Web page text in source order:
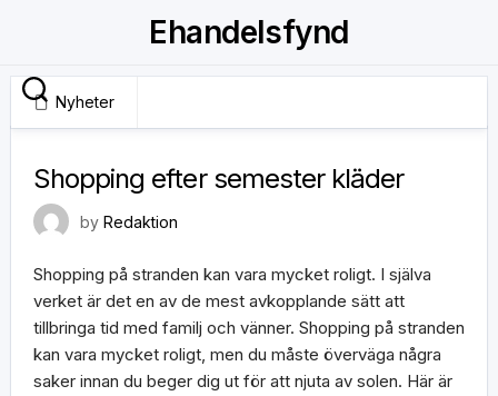
Ehandelsfynd
Nyheter
Shopping efter semester kläder
by Redaktion
Shopping på stranden kan vara mycket roligt. I själva
verket är det en av de mest avkopplande sätt att
tillbringa tid med familj och vänner. Shopping på stranden
kan vara mycket roligt, men du måste överväga några
saker innan du beger dig ut för att njuta av solen. Här är